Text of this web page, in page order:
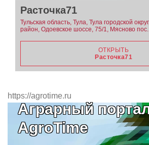
Расточка71
Тульская область, Тула, Тула городской
район, Одоевское шоссе, 75/1, Мясново пос.
ОТКРЫТЬ
Расточка71
https://agrotime.ru
Аграрный
AgroTime